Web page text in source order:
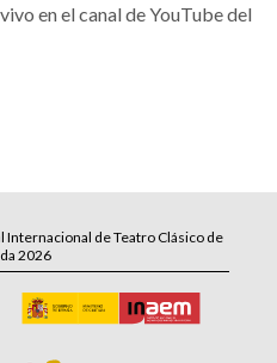
en el canal deYouTube del
de Teatro Clásico de
2026